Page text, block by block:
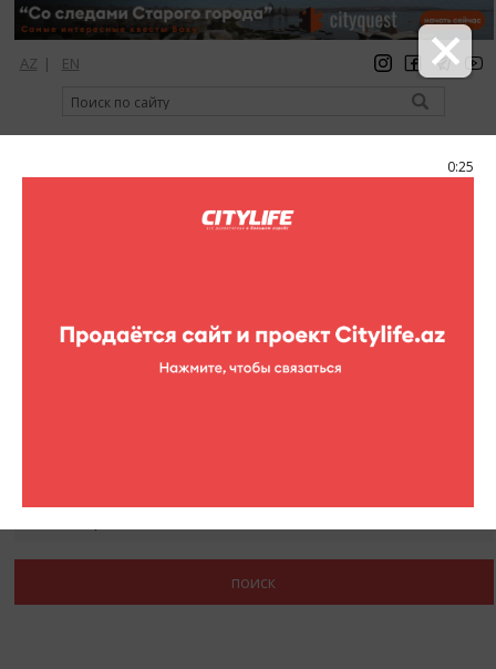
0:25
AZ | EN
регистрация вход Citylife Magazine